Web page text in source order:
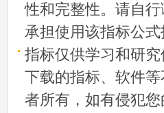
性和完整性。请自
承担使用该指标公
指标仅供学习和研
下载的指标、软件
者所有，如有侵犯